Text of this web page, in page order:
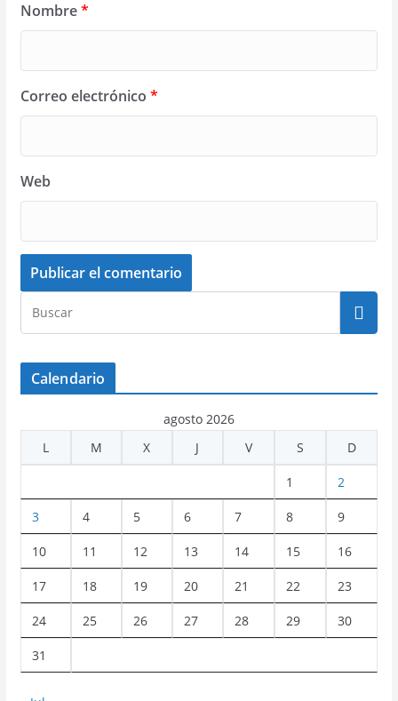
Nombre*
Correo electrónico *
Web
Calendario
agosto 2026
L
M X J V S D
1 2
3 4 5 6 7 8 9
10 11 12 13 14 15 16
17 18 19 20 21 22 23
24 25 26 27 28 29 30
31